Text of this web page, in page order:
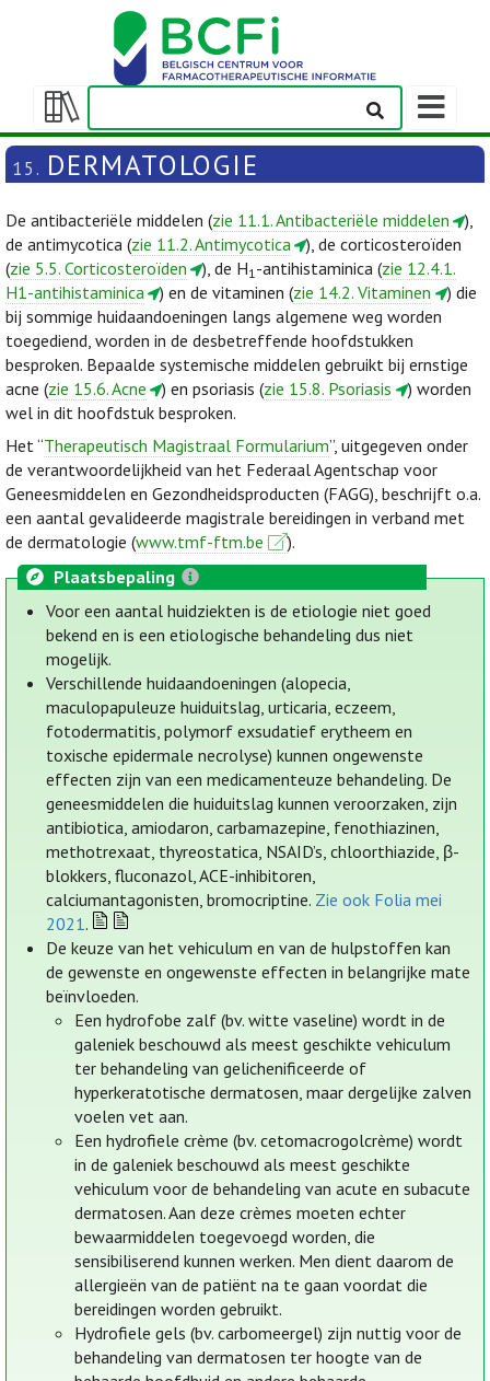
Weergeven/verbergen
inhoudstafel
15. DERMATOLOGIE
De antibacteriële middelen (zie 11.1. Antibacteriële middelen
),
de antimycotica (zie 11.2. Antimycotica
), de corticosteroïden
(zie 5.5. Corticosteroïden ), de H1-antihistaminica (zie 12.4.1.
H1-antihistaminica
) en de vitaminen (zie 14.2. Vitaminen
) die
bij sommige huidaandoeningen langs algemene weg worden
toegediend, worden in de desbetreffende hoofdstukken
besproken. Bepaalde systemische middelen gebruikt bij ernstige
acne (zie 15.6. Acne ) en psoriasis (zie 15.8. Psoriasis
) worden
wel in dit hoofdstuk besproken.
Het “Therapeutisch Magistraal Formularium”, uitgegeven onder
de verantwoordelijkheid van het Federaal Agentschap voor
Geneesmiddelen en Gezondheidsproducten (FAGG), beschrijft o.a.
een aantal gevalideerde magistrale bereidingen in verband met
de dermatologie (www.tmf-ftm.be
).
Plaatsbepaling
Voor een aantal huidziekten is de etiologie niet goed
bekend en is een etiologische behandeling dus niet
mogelijk.
Verschillende huidaandoeningen (alopecia,
maculopapuleuze huiduitslag, urticaria, eczeem,
fotodermatitis, polymorf exsudatief erytheem en
toxische epidermale necrolyse) kunnen ongewenste
effecten zijn van een medicamenteuze behandeling. De
geneesmiddelen die huiduitslag kunnen veroorzaken, zijn
antibiotica, amiodaron, carbamazepine, fenothiazinen,
methotrexaat, thyreostatica, NSAID’s, chloorthiazide, β-
blokkers, fluconazol, ACE-inhibitoren,
calciumantagonisten, bromocriptine. Zie ook Folia mei
2021.
De keuze van het vehiculum en van de hulpstoffen kan
de gewenste en ongewenste effecten in belangrijke mate
beïnvloeden.
Een hydrofobe zalf (bv. witte vaseline) wordt in de
galeniek beschouwd als meest geschikte vehiculum
ter behandeling van gelichenificeerde of
hyperkeratotische dermatosen, maar dergelijke zalven
voelen vet aan.
Een hydrofiele crème (bv. cetomacrogolcrème) wordt
in de galeniek beschouwd als meest geschikte
vehiculum voor de behandeling van acute en subacute
dermatosen. Aan deze crèmes moeten echter
bewaarmiddelen toegevoegd worden, die
sensibiliserend kunnen werken. Men dient daarom de
allergieën van de patiënt na te gaan voordat die
bereidingen worden gebruikt.
Hydrofiele gels (bv. carbomeergel) zijn nuttig voor de
behandeling van dermatosen ter hoogte van de